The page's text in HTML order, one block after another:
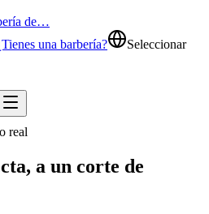
de…
una barbería?
Seleccionar
real
a un corte de